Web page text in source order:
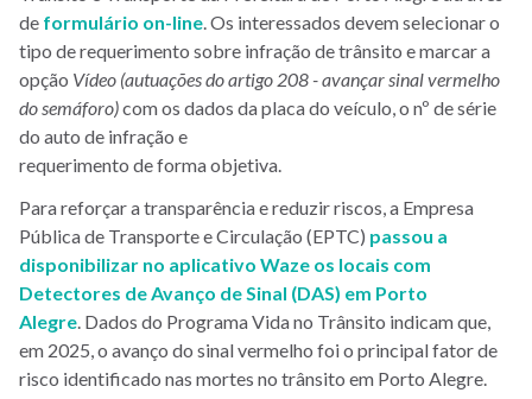
de formulário on-line. Os interessados devem selecionar o
tipo de requerimento sobre infração de trânsito e marcar a
opção Vídeo (autuações do artigo 208 - avançar sinal vermelho
do semáforo)com os dados da placa do veículo, o nº de série
do auto de infração e
requerimento de forma objetiva.
Para reforçar a transparência e reduzir riscos, a Empresa
Pública de Transporte e Circulação (EPTC) passou a
disponibilizar no aplicativo Waze os locais com
Detectores de Avanço de Sinal (DAS) em Porto
Alegre. Dados do Programa Vida no Trânsito indicam que,
em 2025, o avanço do sinal vermelho foi o principal fator de
risco identificado nas mortes no trânsito em Porto Alegre.